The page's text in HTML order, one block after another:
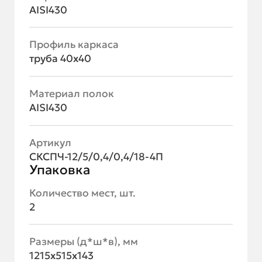
AISI430
Профиль каркаса
труба 40х40
Материал полок
AISI430
Артикул
СКСПЧ-12/5/0,4/0,4/18-4П
Упаковка
Количество мест, шт.
2
Размеры (д*ш*в), мм
1215х515х143